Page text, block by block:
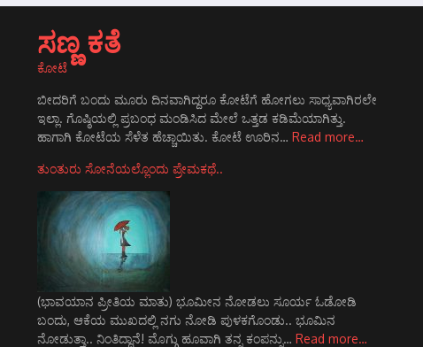
ಸಣ್ಣ ಕತೆ
ಕೋಟೆ
ಬೀದರಿಗೆ ಬಂದು ಮೂರು ದಿನವಾಗಿದ್ದರೂ ಕೋಟೆಗೆ ಹೋಗಲು ಸಾಧ್ಯವಾಗಿರಲೇ
ಇಲ್ಲಾ. ಗೊಷ್ಠಿಯಲ್ಲಿ ಪ್ರಬಂಧ ಮಂಡಿಸಿದ ಮೇಲೆ ಒತ್ತಡ ಕಡಿಮೆಯಾಗಿತ್ತು.
ಹಾಗಾಗಿ ಕೋಟೆಯ ಸೆಳೆತ ಹೆಚ್ಚಾಯಿತು. ಕೋಟೆ ಊರಿನ… Read more…
ತುಂತುರು ಸೋನೆಯಲ್ಲೊಂದು ಪ್ರೇಮಕಥೆ..
(ಭಾವಯಾನ ಪ್ರೀತಿಯ ಮಾತು) ಭೂಮೀನ ನೋಡಲು ಸೂರ್ಯ ಓಡೋಡಿ
ಬಂದು, ಆಕೆಯ ಮುಖದಲ್ಲಿ ನಗು ನೋಡಿ ಪುಳಕಗೊಂಡು.. ಭೂಮಿನ
ನೋಡುತ್ತಾ.. ನಿಂತಿದ್ದಾನೆ! ಮೊಗ್ಗು ಹೂವಾಗಿ ತನ್ನ ಕಂಪನ್ನು… Read more…